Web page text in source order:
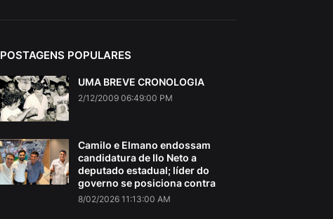
POSTAGENS POPULARES
UMA BREVE CRONOLOGIA
2/12/2009 06:49:00 PM
Camilo e Elmano endossam
candidatura de Ilo Neto a
deputado estadual; líder do
governo se posiciona contra
8/02/2026 11:13:00 AM